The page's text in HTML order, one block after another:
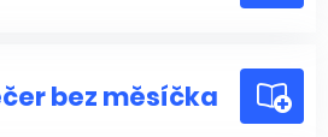
bez měsíčka